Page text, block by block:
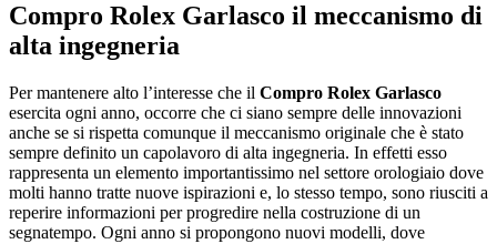
Compro Rolex Garlasco il meccanismo di
alta ingegneria
Per mantenere alto l’interesse che il Compro Rolex Garlasco
esercita ogni anno, occorre che ci siano sempre delle innovazioni
anche se si rispetta comunque il meccanismo originale che è stato
sempre definito un capolavoro di alta ingegneria. In effetti esso
rappresenta un elemento importantissimo nel settore orologiaio dove
molti hanno tratte nuove ispirazioni e, lo stesso tempo, sono riusciti a
reperire informazioni per progredire nella costruzione di un
segnatempo. Ogni anno si propongono nuovi modelli, dove